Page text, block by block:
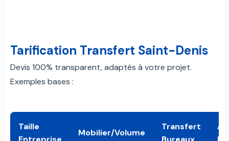
Tarification Transfert Saint-Denis
Devis 100% transparent, adaptés à votre projet.
Exemples bases :
Taille
Mobilier/Volume
Transfert